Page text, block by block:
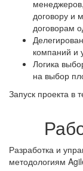
договору и
договорам
компаний и
Логика
на выбор
Запуск проекта в
Разработка и
методологиям